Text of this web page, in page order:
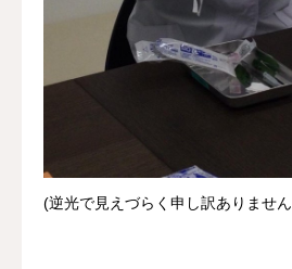
(逆光で見えづらく申し訳ありません